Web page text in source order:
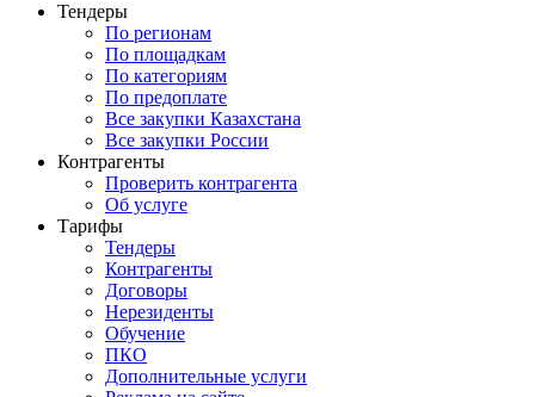
Тендеры
По регионам
По площадкам
По категориям
По предоплате
Все закупки Казахстана
Все закупки России
Контрагенты
Проверить контрагента
Об услуге
Тарифы
Тендеры
Контрагенты
Договоры
Нерезиденты
Обучение
ПКО
Дополнительные услуги